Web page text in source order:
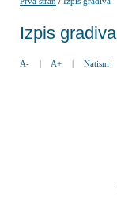
Izpis gradiva
A- | A+ | Natisni